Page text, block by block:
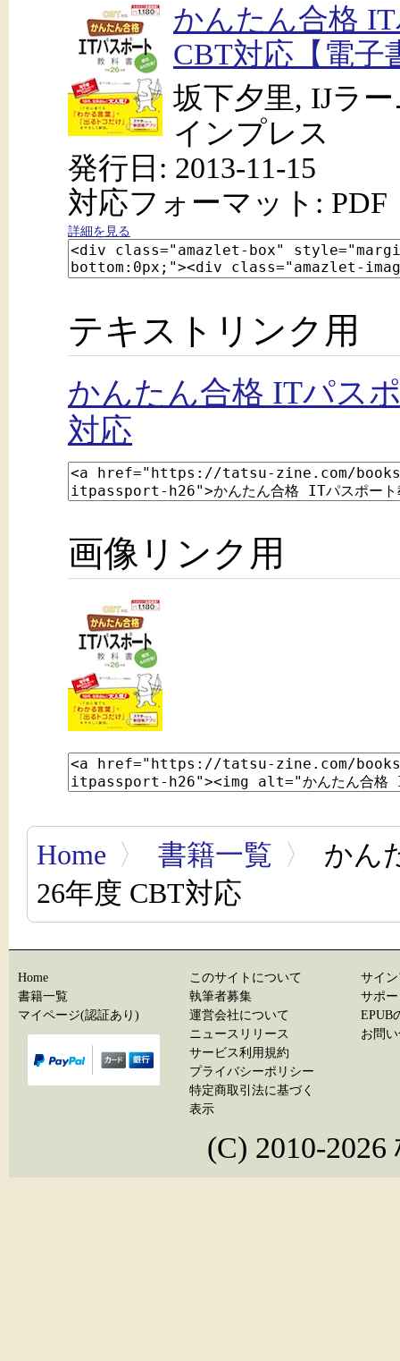
かんたん合格
CBT対応【電子
坂下夕里, IJラ
インプレス
発行日: 2013-11-15
対応フォーマット: PDF
詳細を見る
テキストリンク用
かんたん合格 ITパス
対応
画像リンク用
Home 〉 書籍一覧 〉
かん
26年度 CBT対応
Home
書籍一覧
マイページ(認証あり)
このサイトについて
執筆者募集
運営会社について
ニュースリリース
サービス利用規約
プライバシーポリシー
特定商取引法に基づく
表示
サイ
サポ
EPUB
お問
(C) 2010-